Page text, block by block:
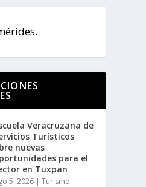
Veracruzana de
Turísticos
nuevas
para el
en Tuxpan
5, 2026| Turismo